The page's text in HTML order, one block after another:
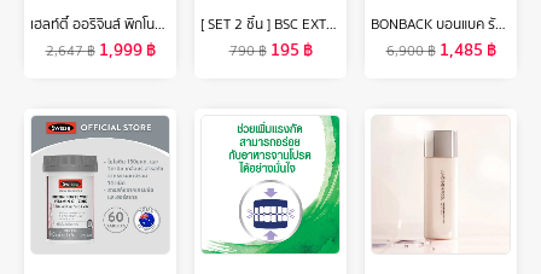
เฮลท์ตี้ ออริจินส์ พิกโนจินอล 30 mg แคปซูล Healthy Origins Pycnogenol French Marine Pine Bark สารสกัดเปลือกสนฝรั่งเศส /กินร่วมกับ แอสต้าแซนทีน คอลลาเจน ถังเช่า กลูต้า ลูทีน ไลโคปีน ขมิ้นชัน วิตามินซี
2,647฿ 1,999฿
[ SET 2 ชิ้น ] BSC EXTRA CARE HAIR FALL CONTROL SHAMPOO และ BSC EXTRA CARE HAIR FALL CONTROL CONDITIONER แชมพู และครีมนวดผม สกัดจากมะกรูดและขิง สำหรับผมขาด หลุดร่วง อ่อนแอ เพิ่มประสิทธิภาพการบำรุงเส้นผม ลดการขาดหลุดร่วงของเส้นผม
790฿ 195 ฿
BONBACK บอนแบค รังนกแท้ 100% สูตรไซลิทอลผสมคอลลาเจน 75มล. เซต 10 กล่อง (3ขวด/กล่อง) รวม 30 ขวด
6,900฿ 1,485 ฿